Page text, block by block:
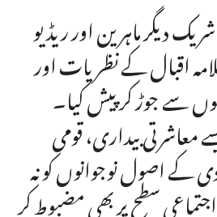
دیگر ماہرین اور ریڈیو
اقبال کے نظریات اور
سے جوڑ کر پیش کیا۔
معاشرتی بیداری، قومی
کے اصول نوجوانوں کو نہ
سطح پر بھی مضبوط کر